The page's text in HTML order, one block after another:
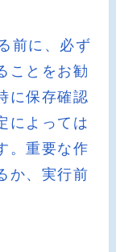
前に、必ず
ことをお勧
に保存確認
によっては
。重要な作
か、実行前